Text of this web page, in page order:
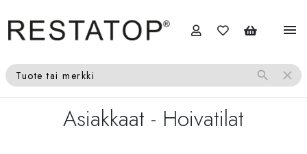
menu
Tuote tai merkki search close
Asiakkaat - Hoivatilat